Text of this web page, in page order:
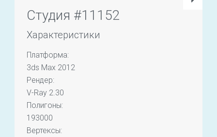
Студия #11152
Характеристики
Платформа:
3ds Max 2012
Рендер:
V-Ray 2.30
Полигоны:
193000
Вертексы: